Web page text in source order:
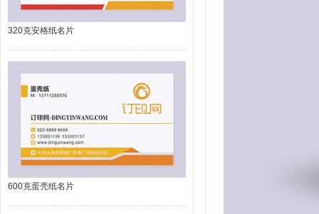
320克安格纸名片
600克蛋壳纸名片